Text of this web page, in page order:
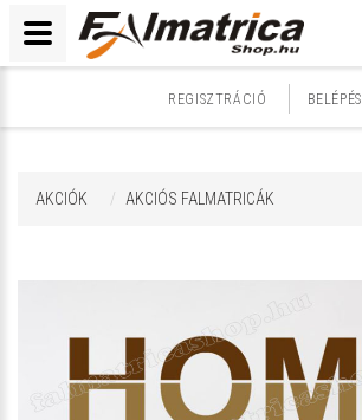
REGISZTRÁCIÓ BELÉPÉS
AKCIÓK AKCIÓS FALMATRICÁK